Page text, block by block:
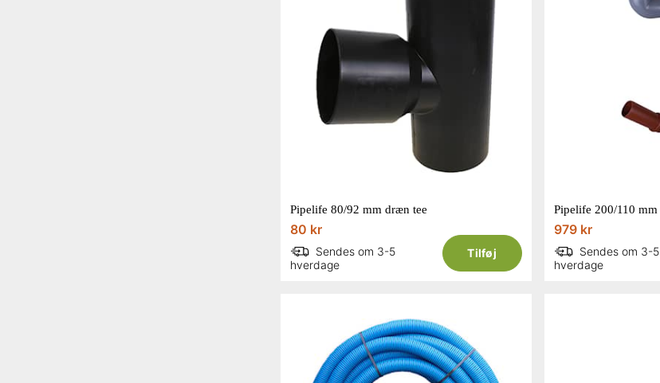
Pipelife 80/92 mm dræn tee
80 kr
Sendes om 3-5
hverdage
Tilføj
979 kr
Sendes om 3-5
hverdage